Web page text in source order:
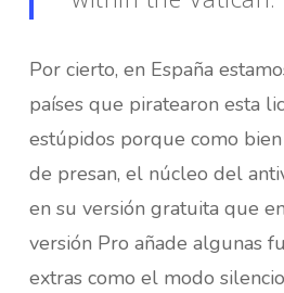
Por cierto, en España
países que piratearon esta
estúpidos porque como
de presan, el núcleo del
en su versión gratuita que
versión Pro añade algunas
extras como el modo